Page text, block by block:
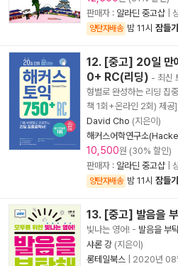
판매자 : 알라딘 중고샵 |
양탄자배송 밤 11시 잠들
12. [중고] 20일 만
0+ RC(리딩) - 최신
형별로 완성하는 리딩 집
책 1회+온라인 2회) 제공]
David Cho (지은이)
해커스어학연구소
10,500원 (30% 할인)
판매자 : 알라딘 중고샵 |
양탄자배송 밤 11시 잠들
13. [중고] 발음을
빛나는 영어! - 발음을 부
샤론 강 (지은이)
롱테일북스
2020년 08